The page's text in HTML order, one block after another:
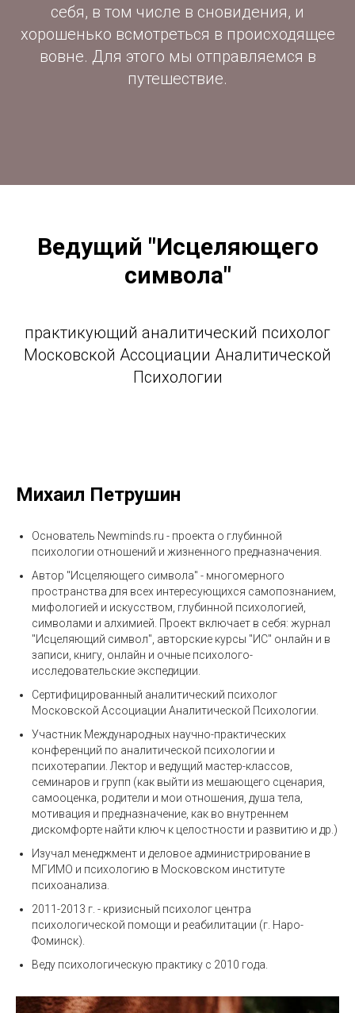
себя, в том числе в сновидения, и
хорошенько всмотреться в происходящее
вовне. Для этого мы отправляемся в
путешествие.
Ведущий "Исцеляющего
символа"
практикующий аналитический психолог
Московской Ассоциации Аналитической
Психологии
Михаил Петрушин
Основатель Newminds.ru - проекта о глубинной
психологии отношений и жизненного предназначения.
Автор "Исцеляющего символа" - многомерного
пространства для всех интересующихся самопознанием,
мифологией и искусством, глубинной психологией,
символами и алхимией. Проект включает в себя: журнал
"Исцеляющий символ", авторские курсы "ИС" онлайн и в
записи, книгу, онлайн и очные психолого-
исследовательские экспедиции.
Cертифицированный аналитический психолог
Московской Ассоциации Аналитической Психологии.
Участник Международных научно-практических
конференций по аналитической психологии и
психотерапии. Лектор и ведущий мастер-классов,
семинаров и групп (как выйти из мешающего сценария,
самооценка, родители и мои отношения, душа тела,
мотивация и предназначение, как во внутреннем
дискомфорте найти ключ к целостности и развитию и др.)
Изучал менеджмент и деловое администрирование в
МГИМО и психологию в Московском институте
психоанализа.
2011-2013 г. - кризисный психолог центра
психологической помощи и реабилитации (г. Наро-
Фоминск).
Веду психологическую практику с 2010 года.